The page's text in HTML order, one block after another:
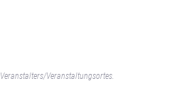
Veranstaltungsortes.